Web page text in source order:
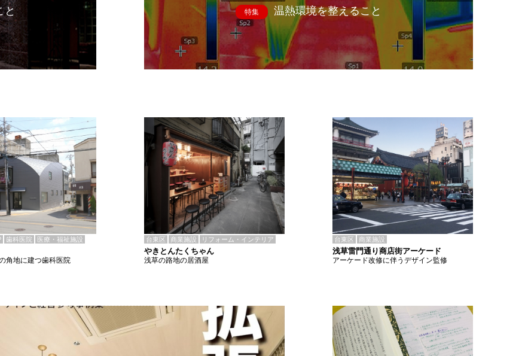
と 特集 温熱環境を整えること
歯科医院 医療・福祉施設
角地に建つ歯科医院
台東区 商業施設 リフォーム・インテリア
やきとんたくちゃん
浅草の路地の居酒屋
台東区 商業施設
浅草雷門通り商店街アーケード
アーケード改修に伴うデザイン監修